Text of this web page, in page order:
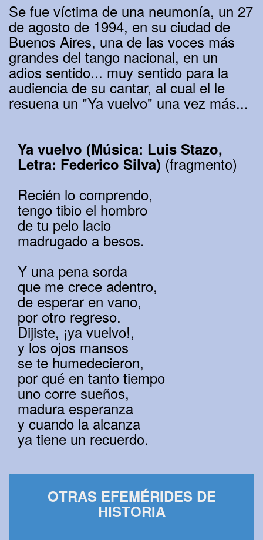
Se fue víctima de una neumonía, un 27
de agosto de 1994, en su ciudad de
Buenos Aires, una de las voces más
grandes del tango nacional, en un
adios sentido... muy sentido para la
audiencia de su cantar, al cual el le
resuena un "Ya vuelvo" una vez más...
Ya vuelvo (Música: Luis Stazo,
Letra: Federico Silva) (fragmento)
Recién lo comprendo,
tengo tibio el hombro
de tu pelo lacio
madrugado a besos.
Y una pena sorda
que me crece adentro,
de esperar en vano,
por otro regreso.
Dijiste, ¡ya vuelvo!,
y los ojos mansos
se te humedecieron,
por qué en tanto tiempo
uno corre sueños,
madura esperanza
y cuando la alcanza
ya tiene un recuerdo.
OTRAS EFEMÉRIDES DE
HISTORIA